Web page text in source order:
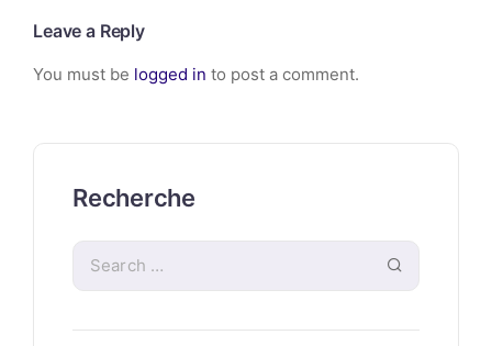
Leave a Reply
You must be logged in to post a comment.
Recherche